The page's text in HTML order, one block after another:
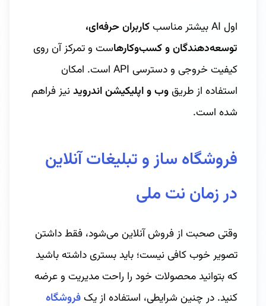
اول AI بیشتر مناسب
کاربران حرفه‌ای،
توسعه‌دهندگان و کسب‌وکارهاست و تمرکز آن روی
کیفیت خروجی و دسترسی API است. امکان
استفاده از طریقوب و اپلیکیشن اندرویدنیز فراهم
شده است.
فروشگاه ساز و تبلیغات آنلاین
در زمان نت ملی
وقتی صحبت از فروش آنلاین می‌شود، فقط داشتن
تصویر خوب کافی نیست؛ باید بستری داشته باشید
که بتوانید محصولات خود را راحت مدیریت و عرضه
کنید. در چنین شرایطی، استفاده از یکفروشگاه